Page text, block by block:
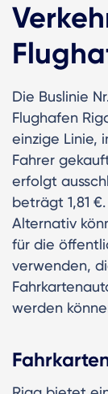
Die Buslinie
Flughafen
einzige Linie,
Fahrer
erfolgt
beträgt 1,81 €.
Alternativ
für die
verwenden,
werden